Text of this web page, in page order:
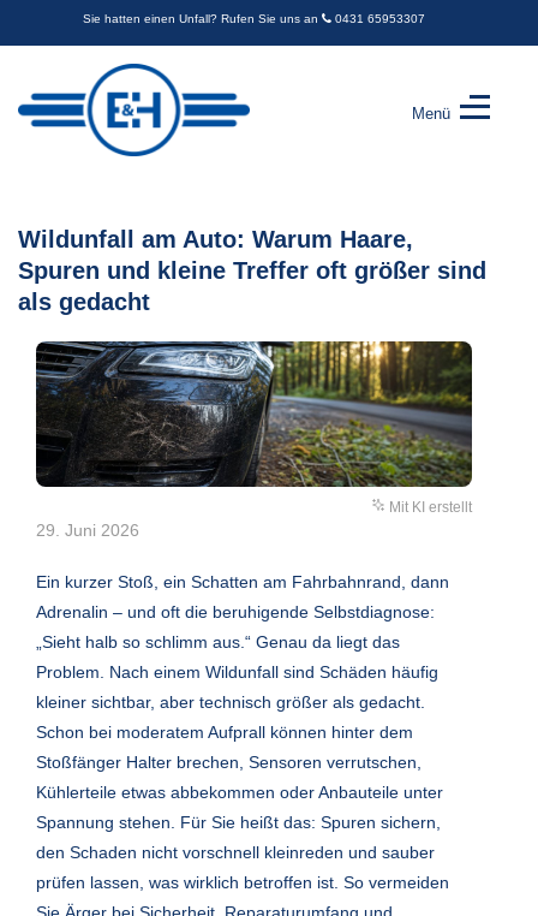
Sie hatten einen Unfall? Rufen Sie uns an 0431 65953307
GbR
-
Kfz-
Sachverständige
Menü
Wildunfall am Auto: Warum Haare,
Spuren und kleine Treffer oft größer sind
als gedacht
Mit KI erstellt
29. Juni 2026
Ein kurzer Stoß, ein Schatten am Fahrbahnrand, dann
Adrenalin – und oft die beruhigende Selbstdiagnose:
„Sieht halb so schlimm aus.“ Genau da liegt das
Problem. Nach einem Wildunfall sind Schäden häufig
kleiner sichtbar, aber technisch größer als gedacht.
Schon bei moderatem Aufprall können hinter dem
Stoßfänger Halter brechen, Sensoren verrutschen,
Kühlerteile etwas abbekommen oder Anbauteile unter
Spannung stehen. Für Sie heißt das: Spuren sichern,
den Schaden nicht vorschnell kleinreden und sauber
prüfen lassen, was wirklich betroffen ist. So vermeiden